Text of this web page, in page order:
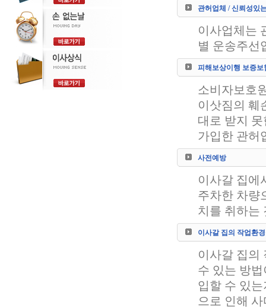
관허업체 / 신뢰성있
이사업체는
별 운송주선
피해보상이행 보증보
소비자보호
이삿짐의 훼
대로 받지
가입한 관허
사전예방
이사갈 집에
주차한 차량
치를 취하는
이사갈 집의 작업환
이사갈 집의
수 있는 방
입할 수 있
으로 인해